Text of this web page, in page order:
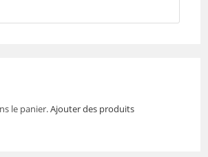
le panier.Ajouter des produits